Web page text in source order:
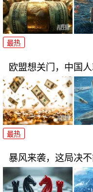
最热
欧盟想关门，中国
最热
暴风来袭，这局决